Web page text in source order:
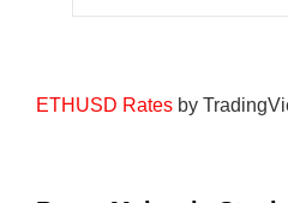
ETHUSD Rates by